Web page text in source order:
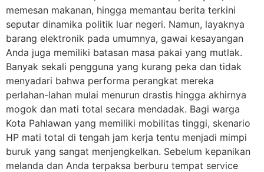
memesan makanan, hingga memantau berita terkini
seputar dinamika politik luar negeri. Namun, layaknya
barang elektronik pada umumnya, gawai kesayangan
Anda juga memiliki batasan masa pakai yang mutlak.
Banyak sekali pengguna yang kurang peka dan tidak
menyadari bahwa performa perangkat mereka
perlahan-lahan mulai menurun drastis hingga akhirnya
mogok dan mati total secara mendadak. Bagi warga
Kota Pahlawan yang memiliki mobilitas tinggi, skenario
HP mati total di tengah jam kerja tentu menjadi mimpi
buruk yang sangat menjengkelkan. Sebelum kepanikan
melanda dan Anda terpaksa berburu tempat service